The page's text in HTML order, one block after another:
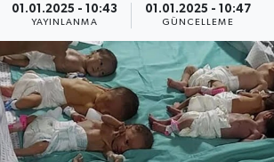
01.01.2025 - 10:43
YAYINLANMA
01.01.2025 - 10:47
GÜNCELLEME
Ekonomi
Genel